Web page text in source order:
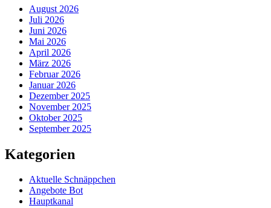
August 2026
Juli 2026
Juni 2026
Mai 2026
April 2026
März 2026
Februar 2026
Januar 2026
Dezember 2025
November 2025
Oktober 2025
September 2025
Kategorien
Aktuelle Schnäppchen
Angebote Bot
Hauptkanal